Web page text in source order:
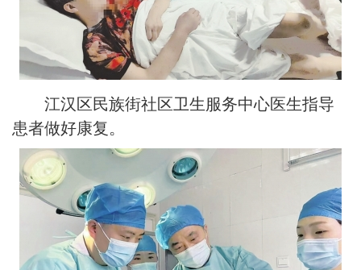
江汉区民族街社区卫生服务中心医生指导
患者做好康复。